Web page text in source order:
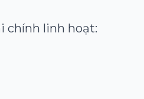
chính linh hoạt: